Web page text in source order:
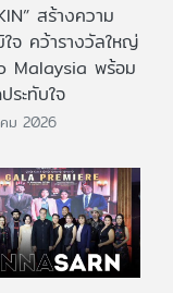
สร้างความ
จ คว้ารางวัลใหญ่
Malaysia พร้อม
ระทับใจ
ม 2026